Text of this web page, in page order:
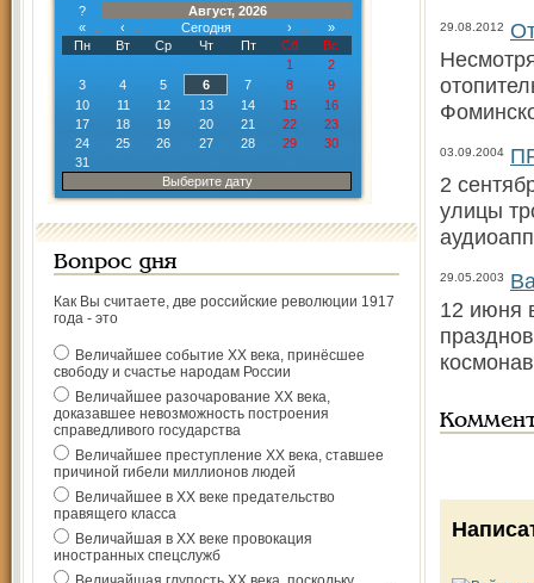
?
Август, 2026
«
‹ Сегодня ›
»
Пн
Вт Ср Чт Пт Сб
Вс
1
2
3
4 5 6 7 8
9
10
11 12 13 14 15
16
17
18 19 20 21 22
23
24
25 26 27 28 29
30
31
Выберите дату
Вопрос дня
Как Вы считаете, две российские революции 1917
года - это
Величайшее событие ХХ века, принёсшее
свободу и счастье народам России
Величайшее разочарование ХХ века,
доказавшее невозможность построения
справедливого государства
Величайшее преступление ХХ века, ставшее
причиной гибели миллионов людей
Величайшее в ХХ веке предательство
правящего класса
Величайшая в ХХ веке провокация
иностранных спецслужб
29.08.2012
03.09.2004
2
улицы
29.05.2003
12 июня